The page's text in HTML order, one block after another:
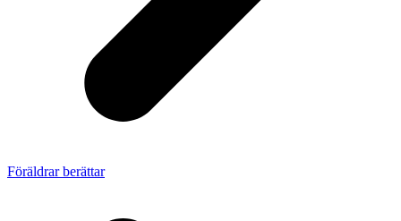
Föräldrar berättar